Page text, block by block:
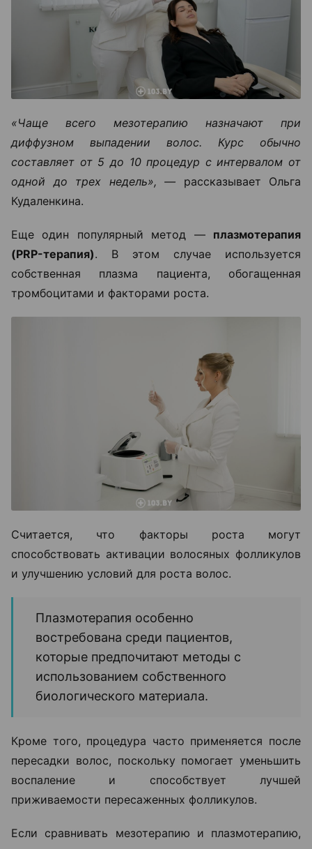
«Чаще всего мезотерапию назначают при
диффузном выпадении волос. Курс обычно
составляет от 5 до 10 процедур с интервалом от
одной до трех недель», — рассказывает Ольга
Кудаленкина.
Еще один популярный метод — плазмотерапия
(PRP-терапия). В этом случае используется
собственная плазма пациента, обогащенная
тромбоцитами и факторами роста.
Считается, что факторы роста могут
способствовать активации волосяных фолликулов
и улучшению условий для роста волос.
Плазмотерапия особенно
востребована среди пациентов,
которые предпочитают методы с
использованием собственного
биологического материала.
Кроме того, процедура часто применяется после
пересадки волос, поскольку помогает уменьшить
воспаление и способствует лучшей
приживаемости пересаженных фолликулов.
Если сравнивать мезотерапию и плазмотерапию,